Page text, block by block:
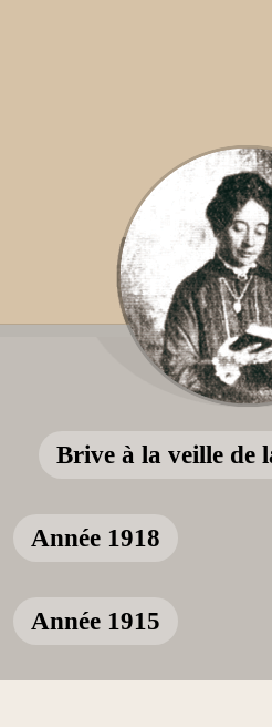
Brive à la veille de
Année 1918
Année 1915